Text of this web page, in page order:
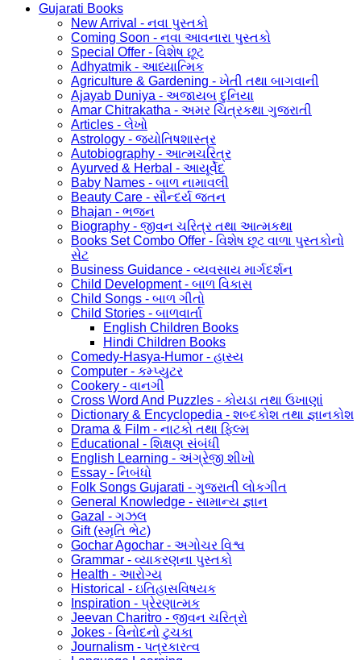
Gujarati Books
New Arrival - નવા પુસ્તકો
Coming Soon - નવા આવનારા પુસ્તકો
Special Offer - વિશેષ છૂટ
Adhyatmik - આધ્યાત્મિક
Agriculture & Gardening - ખેતી તથા બાગવાની
Ajayab Duniya - અજાયબ દુનિયા
Amar Chitrakatha - અમર ચિત્રકથા ગુજરાતી
Articles - લેખો
Astrology - જ્યોતિષશાસ્ત્ર
Autobiography - આત્મચરિત્ર
Ayurved & Herbal - આયૂર્વેદ
Baby Names - બાળ નામાવલી
Beauty Care - સૌન્દર્ય જતન
Bhajan - ભજન
Biography - જીવન ચરિત્ર તથા આત્મકથા
Books Set Combo Offer - વિશેષ છૂટ વાળા પુસ્તકોનો
સેટ
Business Guidance - વ્યવસાય માર્ગદર્શન
Child Development - બાળ વિકાસ
Child Songs - બાળ ગીતો
Child Stories - બાળવાર્તા
English Children Books
Hindi Children Books
Comedy-Hasya-Humor - હાસ્ય
Computer - કમ્પ્યુટર
Cookery - વાનગી
Cross Word And Puzzles - કોયડા તથા ઉખાણાં
Dictionary & Encyclopedia - શબ્દકોશ તથા જ્ઞાનકોશ
Drama & Film - નાટકો તથા ફિલ્મ
Educational - શિક્ષણ સંબંધી
English Learning - અંગ્રેજી શીખો
Essay - નિબંધો
Folk Songs Gujarati - ગુજરાતી લોકગીત
General Knowledge - સામાન્ય જ્ઞાન
Gazal - ગઝલ
Gift (સ્મૃતિ ભેટ)
Gochar Agochar - અગોચર વિશ્વ
Grammar - વ્યાકરણના પુસ્તકો
Health - આરોગ્ય
Historical - ઇતિહાસવિષયક
Inspiration - પ્રેરણાત્મક
Jeevan Charitro - જીવન ચરિત્રો
Jokes - વિનોદનો ટુચકા
Journalism - પત્રકારત્વ